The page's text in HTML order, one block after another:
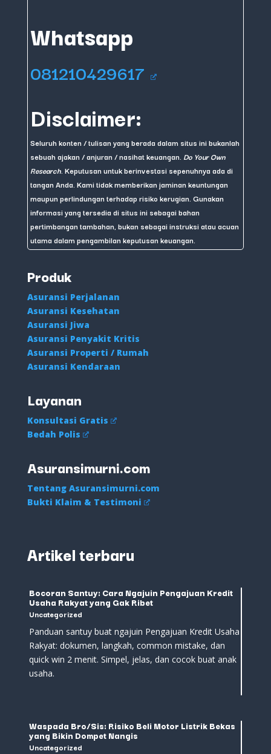
Whatsapp
081210429617
Disclaimer:
Seluruh konten / tulisan yang berada dalam situs ini bukanlah
sebuah ajakan / anjuran / nasihat keuangan. Do Your Own
Research . Keputusan untuk berinvestasi sepenuhnya ada di
tangan Anda. Kami tidak memberikan jaminan keuntungan
maupun perlindungan terhadap risiko kerugian. Gunakan
informasi yang tersedia di situs ini sebagai bahan
pertimbangan tambahan, bukan sebagai instruksi atau acuan
utama dalam pengambilan keputusan keuangan.
Produk
Asuransi Perjalanan
Asuransi Kesehatan
Asuransi Jiwa
Asuransi Penyakit Kritis
Asuransi Properti / Rumah
Asuransi Kendaraan
Layanan
Konsultasi Gratis
Bedah Polis
Asuransimurni.com
Tentang Asuransimurni.com
Bukti Klaim & Testimoni
Artikel terbaru
Bocoran Santuy: Cara Ngajuin Pengajuan Kredit
Usaha Rakyat yang Gak Ribet
Uncategorized
Panduan santuy buat ngajuin Pengajuan Kredit Usaha
Rakyat: dokumen, langkah, common mistake, dan
quick win 2 menit. Simpel, jelas, dan cocok buat anak
usaha.
Waspada Bro/Sis: Risiko Beli Motor Listrik Bekas
yang Bikin Dompet Nangis
Uncategorized